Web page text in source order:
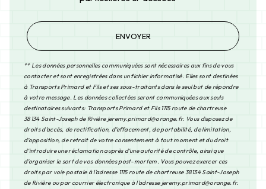
ENVOYER
** Les données personnelles communiquées sont nécessaires aux fins de vous
contacter et sont enregistrées dans un fichier informatisé. Elles sont destinées
à Transports Primard et Fils et ses sous-traitants dans le seul but de répondre
à votre message. Les données collectées seront communiquées aux seuls
destinataires suivants: Transports Primard et Fils 1115 route de chartreuse
38134 Saint-Joseph de Rivière jeremy.primard@orange.fr. Vous disposez de
droits d’accès, de rectification, d’effacement, de portabilité, de limitation,
d’opposition, de retrait de votre consentement à tout moment et du droit
d’introduire une réclamation auprès d’une autorité de contrôle, ainsi que
d’organiser le sort de vos données post-mortem. Vous pouvez exercer ces
droits par voie postale à l'adresse 1115 route de chartreuse 38134 Saint-Joseph
de Rivière ou par courrier électronique à l'adresse jeremy.primard@orange.fr.